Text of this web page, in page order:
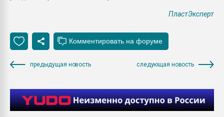
ПластЭксперт
предыдущая новость следующая новость